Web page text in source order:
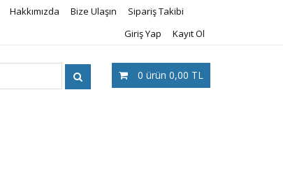
Hakkımızda Bize Ulaşın
Sipariş Takibi
Giriş Yap
Kayıt Ol
0 ürün 0,00 TL